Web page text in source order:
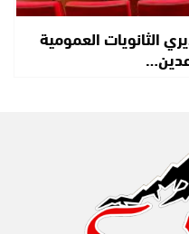
الثانويات العمومية